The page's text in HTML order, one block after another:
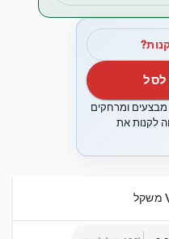
לסל
מבצעים ומרחקים
לקנות את
\ משקל